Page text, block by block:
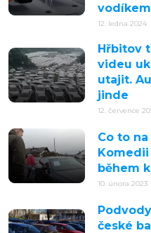
12. ledna 2024
Hřbitov
videu
utajit.
jinde
12. července
Co to
během
10. února 2023
české